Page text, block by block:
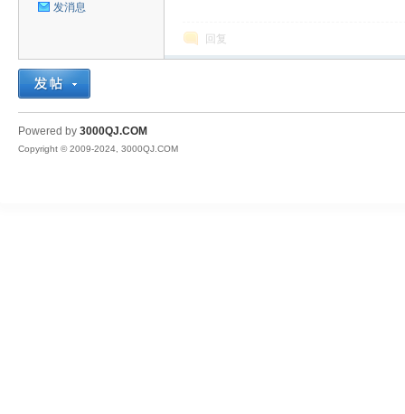
QJ
发消息
回复
Powered by 3000QJ.COM
Copyright © 2009-2024, 3000QJ.COM